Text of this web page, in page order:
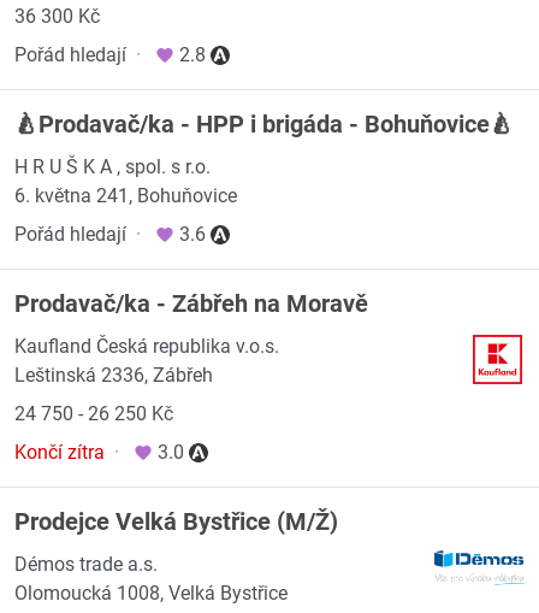
36 300 Kč
Pořád hledají · 2.8
🍐Prodavač/ka - HPP i brigáda - Bohuňovice🍐
H R U Š K A , spol. s r.o.
6. května 241, Bohuňovice
Pořád hledají · 3.6
Prodavač/ka - Zábřeh na Moravě
Kaufland Česká republika v.o.s.
Leštinská 2336, Zábřeh
24 750 - 26 250 Kč
Končí zítra · 3.0
Prodejce Velká Bystřice (M/Ž)
Démos trade a.s.
Olomoucká 1008, Velká Bystřice